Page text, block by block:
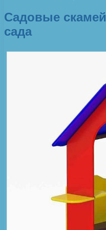
Садовые
сада